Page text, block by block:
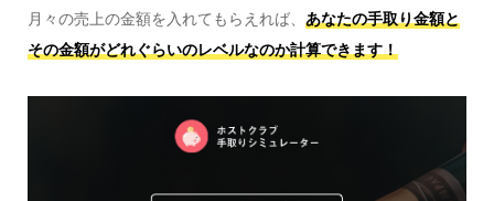
月々の売上の金額を入れてもらえれば、 あなたの手取り金額と
その金額がどれぐらいのレベルなのか計算できます！